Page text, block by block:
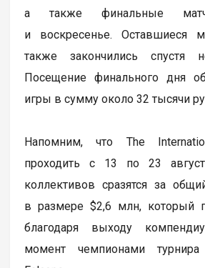
а также финальные
и воскресенье. Оставшиеся
также закончились спустя
Посещение финального дня
игры в сумму около 32 тысячи
Напомним, что The
проходить с 13 по 23
коллективов сразятся за
в размере $2,6 млн, который
благодаря выходу
момент чемпионами